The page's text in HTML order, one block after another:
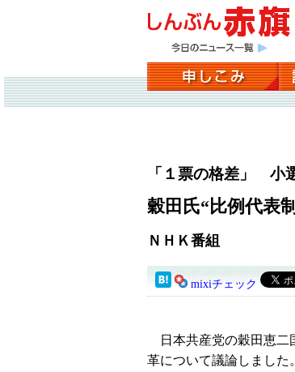
「１票の格差」 小
穀田氏“比例代表
ＮＨＫ番組
mixiチェック
日本共産党の穀田恵二
革について議論しました